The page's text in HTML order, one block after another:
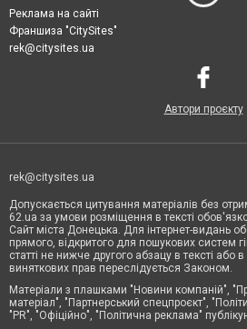
Реклама на сайті
Франшиза "CitySites"
rek@citysites.ua
Автори проєкту
rek@citysites.ua
Допускається цитування матеріалів без
62.ua за умови розміщення в тексті
Сайт міста Донецька. Для інтернет-видань
прямого, відкритого для пошукових систем
статті не нижче другого абзацу в тексті або
виняткових прав переслідується Законом.
Матеріали з плашками "Новини компаній",
матеріал", "Партнерський спецпроєкт",
"PR", "Офіційно", "Політична реклама"